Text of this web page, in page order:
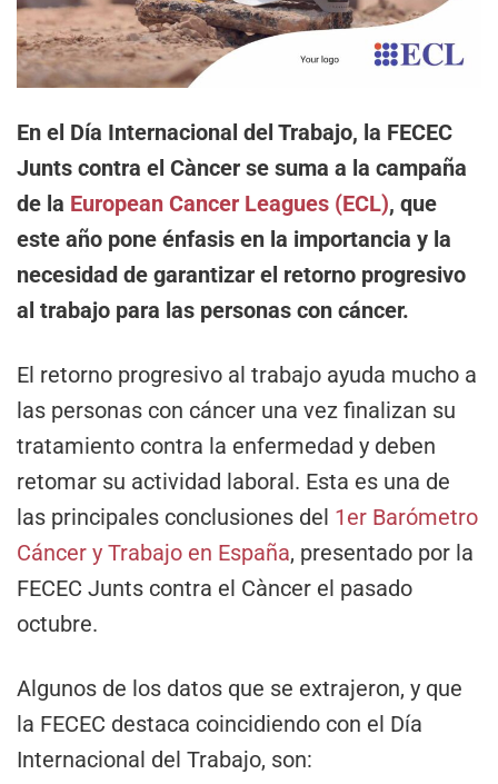
En el Día Internacional del Trabajo, la FECEC
Junts contra el Càncer se suma a la campaña
de la European Cancer Leagues (ECL), que
este año pone énfasis en la importancia y la
necesidad de garantizar el retorno progresivo
al trabajo para las personas con cáncer.
El retorno progresivo al trabajo ayuda mucho a
las personas con cáncer una vez finalizan su
tratamiento contra la enfermedad y deben
retomar su actividad laboral. Esta es una de
las principales conclusiones del 1er Barómetro
Cáncer y Trabajo en España, presentado por la
FECEC Junts contra el Càncer el pasado
octubre.
Algunos de los datos que se extrajeron, y que
la FECEC destaca coincidiendo con el Día
Internacional del Trabajo, son: